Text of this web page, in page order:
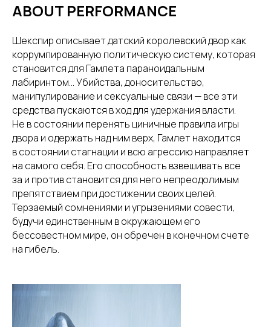
ABOUT PERFORMANCE
Шекспир описывает датский королевский двор как
коррумпированную политическую систему, которая
становится для Гамлета параноидальным
лабиринтом… Убийства, доносительство,
манипулирование и сексуальные связи — все эти
средства пускаются в ход для удержания власти.
Не в состоянии перенять циничные правила игры
двора и одержать над ним верх, Гамлет находится
в состоянии стагнации и всю агрессию направляет
на самого себя. Его способность взвешивать все
за и против становится для него непреодолимым
препятствием при достижении своих целей.
Терзаемый сомнениями и угрызениями совести,
будучи единственным в окружающем его
бессовестном мире, он обречен в конечном счете
на гибель.